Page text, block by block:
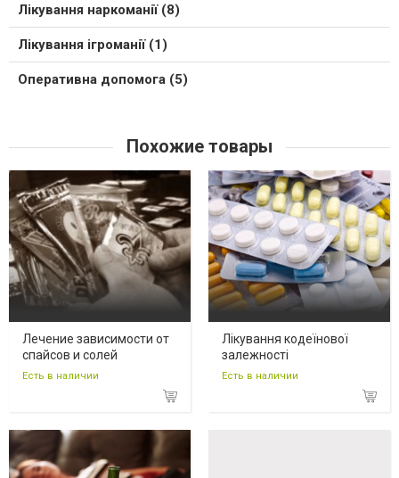
Лікування наркоманії (8)
Лікування ігроманії (1)
Оперативна допомога (5)
Похожие товары
Лечение зависимости от
спайсов и солей
Есть в наличии
Лікування кодеїнової
залежності
Есть в наличии